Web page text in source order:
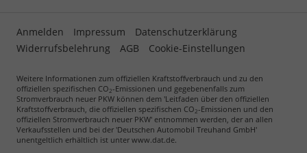
Anmelden Impressum
Datenschutzerklärung
Widerrufsbelehrung
AGB Cookie-Einstellungen
Weitere Informationen zum offiziellen Kraftstoffverbrauch und zu den
offiziellen spezifischen CO 2-Emissionen und gegebenenfalls zum
Stromverbrauch neuer PKW können dem 'Leitfaden über den offiziellen
Kraftstoffverbrauch, die offiziellen spezifischen CO 2-Emissionen und den
offiziellen Stromverbrauch neuer PKW' entnommen werden, der an allen
Verkaufsstellen und bei der 'Deutschen Automobil Treuhand GmbH'
unentgeltlich erhältlich ist unter www.dat.de.